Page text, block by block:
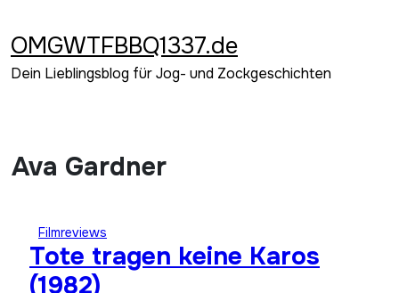
springen
OMGWTFBBQ1337.de
Dein Lieblingsblog für Jog- und Zockgeschichten
Ava Gardner
Filmreviews
Tote tragen keine Karos
(1982)